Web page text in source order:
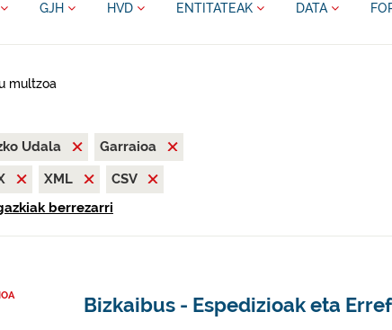
GJH HVD ENTITATEAK DATA
multzoa
Udala
Garraioa
XML
CSV
berrezarri
Bizkaibus - Espedizioak eta